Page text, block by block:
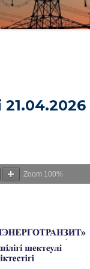
Zoom 100%